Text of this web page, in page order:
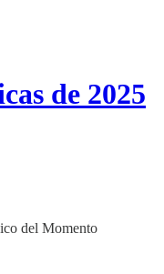
de 2025
del Momento